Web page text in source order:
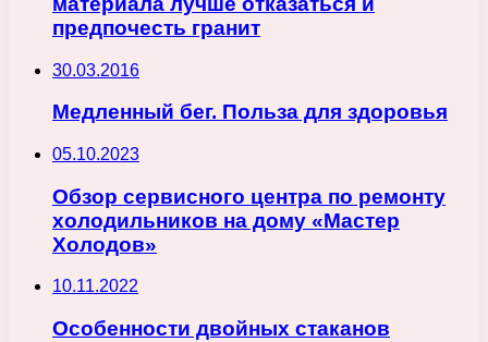
предпочесть гранит
30.03.2016
Медленный бег. Польза для здоровья
05.10.2023
Обзор сервисного центра по ремонту
холодильников на дому «Мастер
Холодов»
10.11.2022
Особенности двойных стаканов